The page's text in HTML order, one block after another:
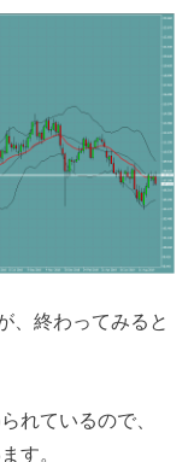
、終わってみると
れているので、
す。